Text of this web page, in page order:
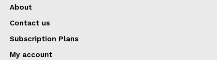
About
Contact us
Subscription Plans
My account